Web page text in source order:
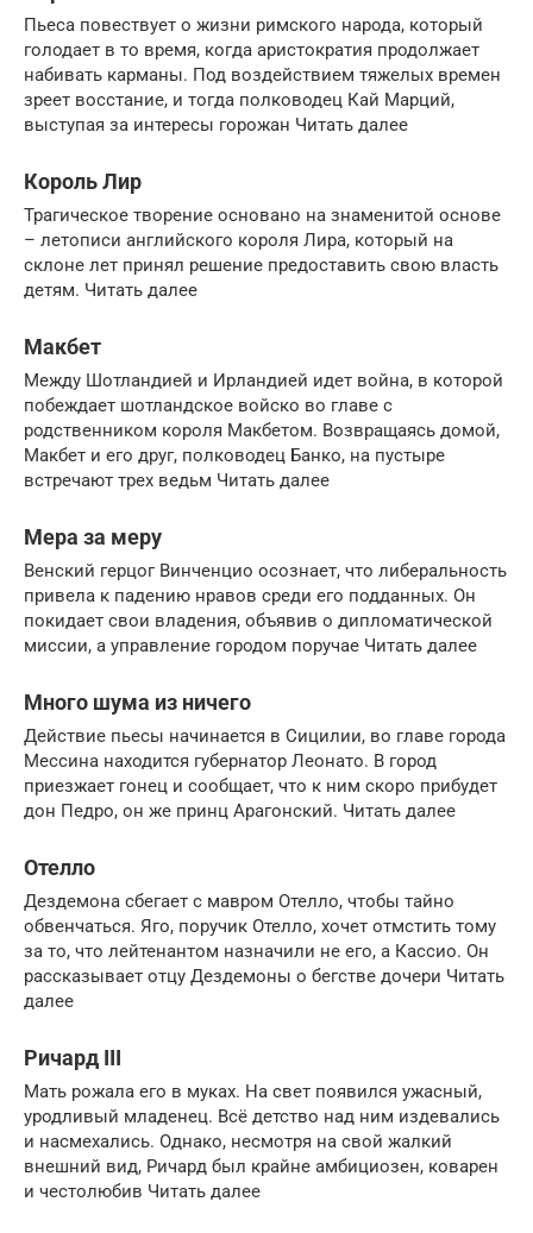
Пьеса повествует о жизни римского народа, который
голодает в то время, когда аристократия продолжает
набивать карманы. Под воздействием тяжелых времен
зреет восстание, и тогда полководец Кай Марций,
выступая за интересы горожан Читать далее
Король Лир
Трагическое творение основано на знаменитой основе
– летописи английского короля Лира, который на
склоне лет принял решение предоставить свою власть
детям. Читать далее
Макбет
Между Шотландией и Ирландией идет война, в которой
побеждает шотландское войско во главе с
родственником короля Макбетом. Возвращаясь домой,
Макбет и его друг, полководец Банко, на пустыре
встречают трех ведьм Читать далее
Мера за меру
Венский герцог Винченцио осознает, что либеральность
привела к падению нравов среди его подданных. Он
покидает свои владения, объявив о дипломатической
миссии, а управление городом поручае Читать далее
Много шума из ничего
Действие пьесы начинается в Сицилии, во главе города
Мессина находится губернатор Леонато. В город
приезжает гонец и сообщает, что к ним скоро прибудет
дон Педро, он же принц Арагонский. Читать далее
Отелло
Дездемона сбегает с мавром Отелло, чтобы тайно
обвенчаться. Яго, поручик Отелло, хочет отмстить тому
за то, что лейтенантом назначили не его, а Кассио. Он
рассказывает отцу Дездемоны о бегстве дочери Читать
далее
Ричард III
Мать рожала его в муках. На свет появился ужасный,
уродливый младенец. Всё детство над ним издевались
и насмехались. Однако, несмотря на свой жалкий
внешний вид, Ричард был крайне амбициозен, коварен
и честолюбив Читать далее